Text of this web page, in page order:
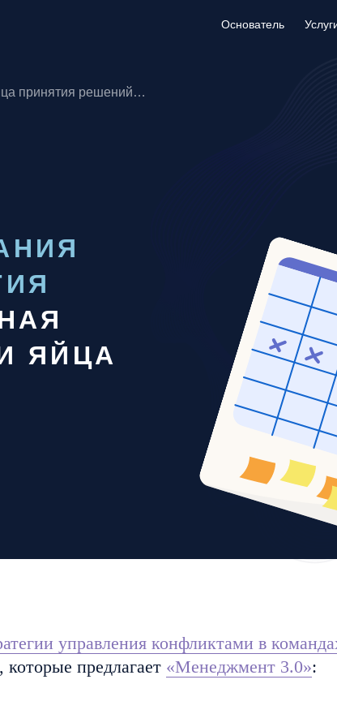
Основатель
Основатель
принятия решений…
ЯЙЦА
управления конфликтами в
предлагает «Менеджмент 3.0»: